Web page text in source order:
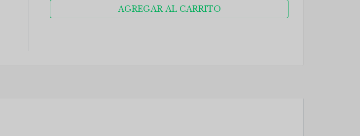
AGREGAR AL CARRITO